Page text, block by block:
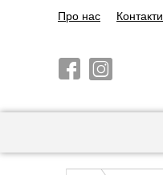
Про нас Контакти